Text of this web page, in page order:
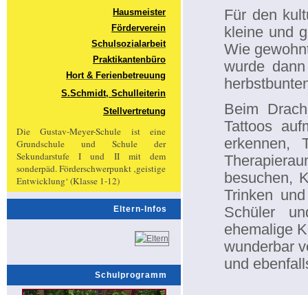
Hausmeister
Förderverein
Schulsozialarbeit
Praktikantenbüro
Hort & Ferienbetreuung
S.Schmidt, Schulleiterin
Stellvertretung
Die Gustav-Meyer-Schule ist eine
Grundschule und Schule der
Sekundarstufe I und II mit dem
sonderpäd. Förderschwerpunkt ‚geistige
Entwicklung‘ (Klasse 1-12)
Eltern-Infos
Schulprogramm
Für den
kleine und
Wie
wurde
Beim
Tattoos
erkennen,
besuchen,
Trinken
Schüler
ehemalige
wunderbar
und